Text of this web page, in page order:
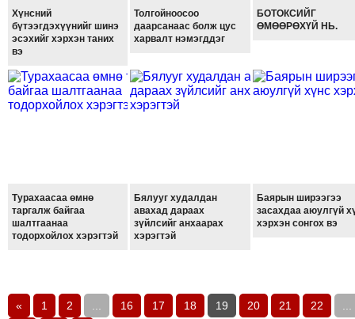
Хүнсний
бүтээгдэхүүнийг шинэ
эсэхийг хэрхэн таних
вэ
Толгойноосоо
даарсанаас болж цус
харвалт нэмэгддэг
БОТОКСИЙГ
ӨМӨӨРӨХҮЙ НЬ.
Турахаасаа өмнө
таргалж байгаа
шалтгаанаа
тодорхойлох хэрэгтэй
Бялууг худалдан
авахад дараах
зүйлсийг анхаарах
хэрэгтэй
Баярын ширээгээ
засахдаа аюулгүй
хэрхэн сонгох вэ
« 1 2 ... 16 17 18 19 20 21 22
...